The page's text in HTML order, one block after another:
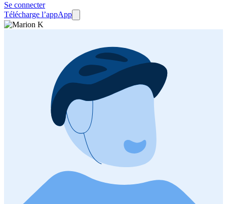
Se connecter
Télécharge l’appApp